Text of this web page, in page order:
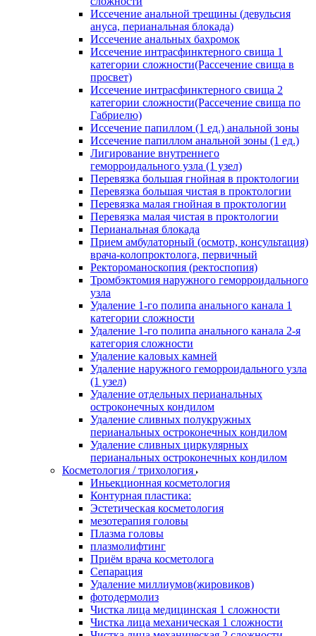
Иссечение анальной трещины (девульсия
ануса, перианальная блокада)
Иссечение анальных бахромок
Иссечение интрасфинктерного свища 1
категории сложности(Рассечение свища в
просвет)
Иссечение интрасфинктерного свища 2
категории сложности(Рассечение свища по
Габриелю)
Иссечение папиллом (1 ед.) анальной зоны
Иссечение папиллом анальной зоны (1 ед.)
Лигирование внутреннего
геморроидального узла (1 узел)
Перевязка большая гнойная в проктологии
Перевязка большая чистая в проктологии
Перевязка малая гнойная в проктологии
Перевязка малая чистая в проктологии
Перианальная блокада
Прием амбулаторный (осмотр, консультация)
врача-колопроктолога, первичный
Ректороманоскопия (ректоспопия)
Тромбэктомия наружного геморроидального
узла
Удаление 1-го полипа анального канала 1
категории сложности
Удаление 1-го полипа анального канала 2-я
категория сложности
Удаление каловых камней
Удаление наружного геморроидального узла
(1 узел)
Удаление отдельных перианальных
остроконечных кондилом
Удаление сливных полукружных
перианальных остроконечных кондилом
Удаление сливных циркулярных
перианальных остроконечных кондилом
Косметология / трихология
Иньекционная косметология
Контурная пластика:
Эстетическая косметология
мезотерапия головы
Плазма головы
плазмолифтинг
Приём врача косметолога
Сепарация
Удаление миллиумов(жировиков)
фотодермолиз
Чистка лица медицинская 1 сложности
Чистка лица механическая 1 сложности